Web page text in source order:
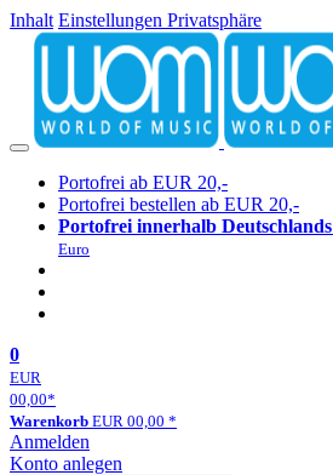
Inhalt Einstellungen Privatsphäre
Portofrei ab EUR 20,-
Portofrei bestellen ab EUR 20,-
Portofrei innerhalb Deutschlands
Euro
0
EUR
00,00*
Warenkorb EUR 00,00 *
Anmelden
Konto anlegen